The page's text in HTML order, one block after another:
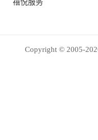
禧悦服务
Copyright © 2005-